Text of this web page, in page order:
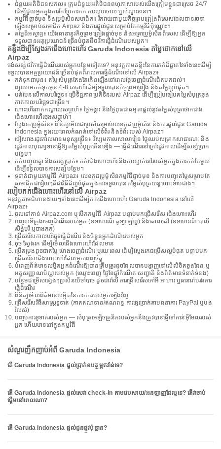
ជំនួយអតិថិជនសកល៖ ក្រុមជំនួយអតិថិជនពហុភាសារបស់យើងត្រៀមខ្លួនជាស្រេច 24/7
ដើម្បីជួយអ្នកក្នុងការកែប្រែការកក់ ការលុបចោល ឬសំណួរនានា។
កម្មវិធីផ្តាច់មុខ និងប្រូម៉ូសិនសមាជិក៖ រីករាយជាមួយកិច្ចព្រមព្រៀងពិសេសដែលបានរចនា
ឡើងសម្រាប់សមាជិក Airpaz និងការផ្តល់ជូនសម្រាប់តែកម្មវិធីប៉ុណ្ណោះ។
តម្លៃដ៏អស្ចារ្យ៖ យើងធានានូវកិច្ចព្រមព្រៀងផ្តាច់មុខ និងអត្រាប្រូម៉ូសិនពិសេស ដើម្បីឱ្យអ្នក
ទទួលបានអត្ថប្រយោជន៍ច្រើនបំផុតពីថវិកាធ្វើដំណើររបស់អ្នក។
គន្លឹះដើម្បីស្វែងរកជើងហោះហើរ Garuda Indonesia តម្លៃថោកនៅលើ
Airpaz
ចង់សន្សំថវិកាធ្វើដំណើររបស់អ្នកបន្ថែមទៀតទេ? អនុវត្តតាមគន្លឹះនៃការកក់ដ៏ឆ្លាតវៃទាំងនេះដើម្បី
ទទួលបានអត្ថប្រយោជន៍ច្រើនបំផុតពីរាល់ការធ្វើដំណើរនៅលើ Airpaz៖
កក់ទុកជាមុន៖ តម្លៃសំបុត្រតែងតែកើនឡើងនៅពេលថ្ងៃចេញដំណើរជិតមកដល់។
ព្យាយាមកក់ទុកមុន 4-8 សប្តាហ៍ដើម្បីទទួលបានកិច្ចព្រមព្រៀង និងតម្លៃល្អបំផុត។
បត់បែនលើកាលបរិច្ឆេទ៖ ប្រើទិដ្ឋភាពប្រតិទិនរបស់ Airpaz ដើម្បីប្រៀបធៀបតម្លៃសំបុត្រឆ្លង
កាត់កាលបរិច្ឆេទជាច្រើន។
ហោះហើរពាក់កណ្តាលសប្តាហ៍៖ ថ្ងៃអង្គារ និងថ្ងៃពុធជាធម្មតាផ្តល់នូវតម្លៃសំបុត្រថោកជាង
ជើងហោះហើរចុងសប្តាហ៍។
ស្វែងរកប្រូម៉ូសិន៖ ពិនិត្យមើលជាប្រចាំសម្រាប់លេខកូដប្រូម៉ូសិន និងការផ្តល់ជូន Garuda
Indonesia ក្នុងរយៈពេលកំណត់នៅលើទំព័រ និងទំព័រ របស់ Airpaz។
ចៀសវាងរដូវកាលមានមនុស្សច្រើន៖ វិស្សមកាលសាលារៀន ថ្ងៃឈប់សម្រាកសាធារណៈ និង
រដូវកាលបុណ្យទានធ្វើឱ្យតម្លៃសំបុត្រកើនឡើង — ធ្វើដំណើរនៅក្រៅរដូវកាលដើម្បីសន្សំប្រាក់
បន្ថែម។
កក់បញ្ចូលគ្នា និងសន្សំប្រាក់៖ កក់ជើងហោះហើរ និងការស្នាក់នៅរបស់អ្នកក្នុងការកក់តែមួយ
ដើម្បីទទួលបានការសន្សំបន្ថែម។
ទូទាត់ជាមួយកម្មវិធី Airpaz៖ លេខកូដប្រូម៉ូសិនកម្មវិធីផ្តាច់មុខ និងការបញ្ចុះតម្លៃសម្រាប់តែ
សមាជិកជារឿយៗគឺជាវិធីដ៏ល្អបំផុតក្នុងការទទួលបានតម្លៃសំបុត្រយន្តហោះទាបជាង។
របៀបកក់ជើងហោះហើរនៅលើ Airpaz
អនុវត្តតាមជំហានងាយៗទាំងនេះដើម្បីកក់ជើងហោះហើរ Garuda Indonesia នៅលើ
Airpaz៖
ចូលទៅកាន់ Airpaz.com ឬបើកកម្មវិធី Airpaz បន្ទាប់មកជ្រើសរើស ជើងហោះហើរ
បញ្ចូលទីក្រុងចេញដំណើររបស់អ្នក (ឧទាហរណ៍ គូឡាឡាំពួ) និងគោលដៅ (ឧទាហរណ៍ បាលី
សិង្ហបុរី ឬបាងកក)
ជ្រើសរើសកាលបរិច្ឆេទធ្វើដំណើរ និងចំនួនអ្នកដំណើររបស់អ្នក
ចុច ស្វែងរក ដើម្បីមើលជើងហោះហើរដែលមាន
ប្រើតម្រងដូចជាតម្លៃ ម៉ោងចេញដំណើរ ឬរយៈពេល ដើម្បីស្វែងរកជម្រើសល្អបំផុត បន្ទាប់មក
ជ្រើសរើសជើងហោះហើរដែលអ្នកពេញចិត្ត
បំពេញព័ត៌មានលម្អិតអ្នកដំណើរឱ្យបានត្រឹមត្រូវដូចដែលបានបង្ហាញនៅលើលិខិតឆ្លងដែន ឬ
អត្តសញ្ញាណប័ណ្ណរបស់អ្នក (ឈ្មោះពេញ ថ្ងៃខែឆ្នាំកំណើត សញ្ជាតិ និងព័ត៌មានទំនាក់ទំនង)
បន្ថែមជម្រើសផ្សេងៗប្រសិនបើចាំបាច់ ដូចជាវ៉ាលី ការជ្រើសរើសកៅអី អាហារ ឬធានារ៉ាប់រងការ
ធ្វើដំណើរ
ពិនិត្យមើលព័ត៌មានលម្អិតនៃការកក់របស់អ្នកឡើងវិញ
ជ្រើសរើសវិធីសាស្រ្តទូទាត់ (កាតឥណទាន/ឥណពន្ធ ការផ្ទេរប្រាក់តាមធនាគារ PayPal ឬបង់
រំលស់)
បញ្ចប់ការទូទាត់របស់អ្នក — សំបុត្រអេឡិចត្រូនិករបស់អ្នកនឹងត្រូវបានផ្ញើទៅកាន់អ៊ីមែលរបស់
អ្នក ហើយមាននៅក្នុងកម្មវិធី
សំណួរញឹកញាប់អំពី Garuda Indonesia
តើ Garuda Indonesia ផ្តល់ប្រាក់ឧបត្ថម្ភឥវ៉ាន់ទេ?
តើ Garuda Indonesia ផ្តល់សេវា check-in តាមវេបសាយ/អនឡាញដែរឬទេ? តើវាចាប់
ផ្តើមនៅពេលណា?
តើ Garuda Indonesia ផ្តល់ជូនផ្លូវប៉ុន្មាន?